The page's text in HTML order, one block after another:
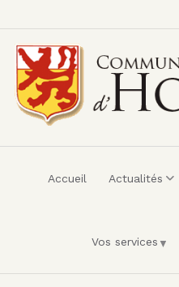
Menu du
Accueil Actualités
Vos services